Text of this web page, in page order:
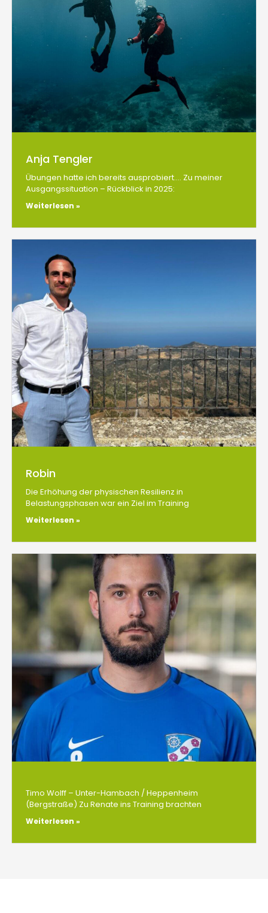
Anja Tengler
Übungen hatte ich bereits ausprobiert…. Zu meiner
Ausgangssituation – Rückblick in 2025:
Weiterlesen »
Robin
Die Erhöhung der physischen Resilienz in
Belastungsphasen war ein Ziel im Training
Weiterlesen »
Timo Wolff – Unter-Hambach / Heppenheim
(Bergstraße) Zu Renate ins Training brachten
Weiterlesen »